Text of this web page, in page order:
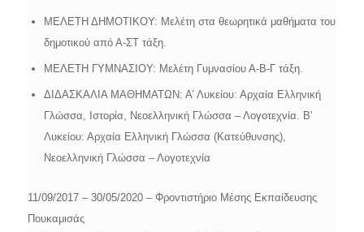
ΜΕΛΕΤΗ ΔΗΜΟΤΙΚΟΥ: Μελέτη στα θεωρητικά μαθήματα του
δημοτικού από Α-ΣΤ τάξη.
ΜΕΛΕΤΗ ΓΥΜΝΑΣΙΟΥ: Μελέτη Γυμνασίου Α-Β-Γ τάξη.
ΔΙΔΑΣΚΑΛΙΑ ΜΑΘΗΜΑΤΩΝ: Α’ Λυκείου: Αρχαία Ελληνική
Γλώσσα, Ιστορία, Νεοελληνική Γλώσσα – Λογοτεχνία. Β’
Λυκείου: Αρχαία Ελληνική Γλώσσα (Κατεύθυνσης),
Νεοελληνική Γλώσσα – Λογοτεχνία
11/09/2017 – 30/05/2020 – Φροντιστήριο Μέσης Εκπαίδευσης
Πουκαμισάς